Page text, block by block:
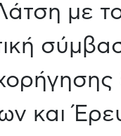
με
και